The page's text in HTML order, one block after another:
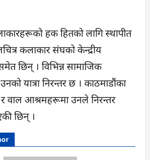
हक हितको लागि स्थापीत
कलाकार संघको केन्द्रीय
छिन् । विभिन्न सामाजिक
यात्रा निरन्तर छ । काठमाडौंका
र वाल आश्रमहरूमा उनले निरन्तर
छिन् ।